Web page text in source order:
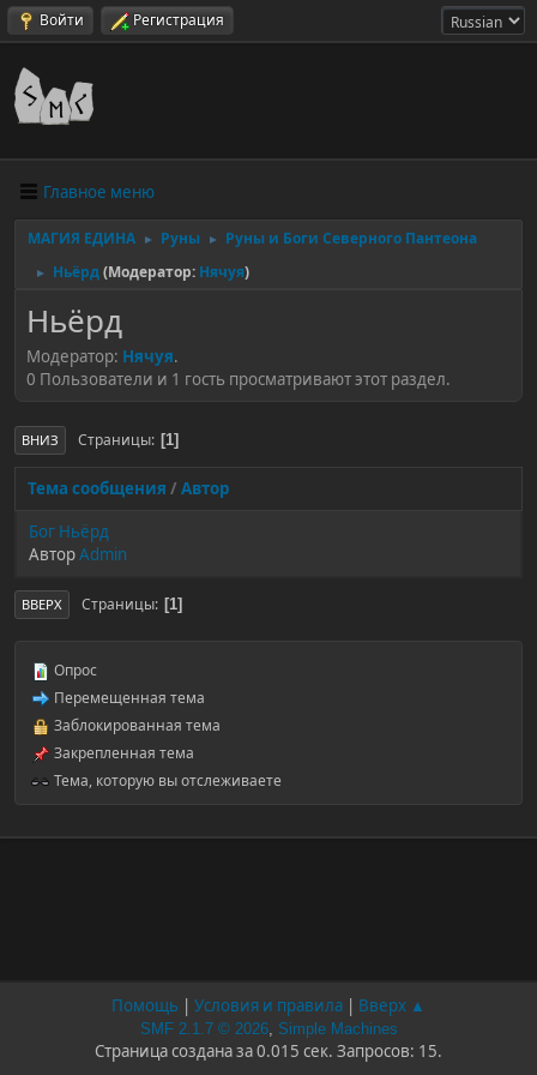
Войти Регистрация
Главное меню
МАГИЯ ЕДИНА ► Руны ► Руны и Боги Северного Пантеона
► Ньёрд(Модератор: Нячуя)
Ньёрд
Модератор: Нячуя.
0 Пользователи и 1 гость просматривают этот раздел.
ВНИЗ Страницы 1
Тема сообщения / Автор
Бог Ньёрд
АвторAdmin
ВВЕРХ Страницы 1
Опрос
Перемещенная тема
Заблокированная тема
Закрепленная тема
Тема, которую вы отслеживаете
Помощь | Условия и правила | Вверх ▲
SMF 2.1.7 © 2026, Simple Machines
Страница создана за 0.015 сек. Запросов: 15.